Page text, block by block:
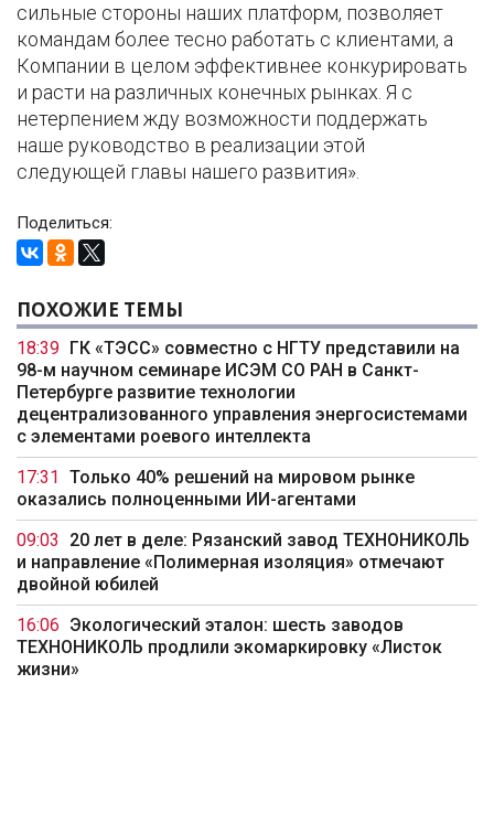
сильные стороны наших платформ, позволяет
командам более тесно работать с клиентами, а
Компании в целом эффективнее конкурировать
и расти на различных конечных рынках. Я с
нетерпением жду возможности поддержать
наше руководство в реализации этой
следующей главы нашего развития».
Поделиться:
ПОХОЖИЕ ТЕМЫ
18:39
ГК «ТЭСС» совместно с НГТУ представили на
98-м научном семинаре ИСЭМ СО РАН в Санкт-
Петербурге развитие технологии
децентрализованного управления энергосистемами
с элементами роевого интеллекта
17:31
Только 40% решений на мировом рынке
оказались полноценными ИИ-агентами
09:03
20 лет в деле: Рязанский завод ТЕХНОНИКОЛЬ
и направление «Полимерная изоляция» отмечают
двойной юбилей
16:06 Экологический эталон: шесть заводов
ТЕХНОНИКОЛЬ продлили экомаркировку «Листок
жизни»